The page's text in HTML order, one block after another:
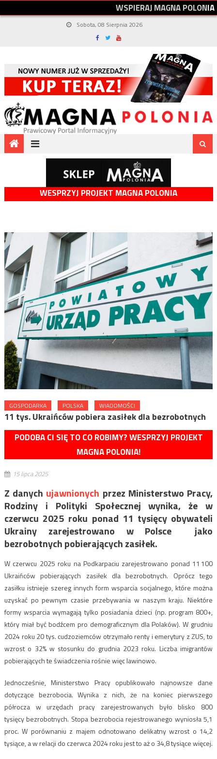
WSPIERAJMAGNAPOLONIA
Sobota, 08 Sierpnia 2026
WESPRZYJ PROJEKT MAGNA POLONIA
GOSPODARKA POLSKA WIADOMOŚCI
11 tys. Ukraińców pobiera zasiłek dla bezrobotnych
PODOBA CI SIĘ TO CO ROBIMY? WESPRZYJ PROJEKT
MAGNA POLONIA!
15 lipca 2025
Z danych ujawnionych przez Ministerstwo Pracy,
Rodziny i Polityki Społecznej wynika, że w
czerwcu 2025 roku ponad 11 tysięcy obywateli
Ukrainy zarejestrowano w Polsce jako
bezrobotnych pobierających zasiłek.
W czerwcu 2025 roku na Podkarpaciu zarejestrowano ponad 11 100
Ukraińców pobierających zasiłek dla bezrobotnych. Oprócz tego
zasiłku istnieje szereg innych form wsparcia socjalnego, które można
uzyskać po pewnym czasie przebywania w naszym kraju. Niektóre
formy wsparcia wymagają tylko posiadania dzieci (np. program 800+,
który miał być bodźcem pro demograficznym dla Polaków). W grudniu
2024 roku 20 tys. cudzoziemców otrzymało renty i emerytury z ZUS, to
wzrost o 32% w stosunku do grudnia 2023 roku. Liczba imigrantów
pobierających te świadczenia rośnie więc lawinowo.
Jednocześnie, Ministerstwo Pracy opublikowało najnowsze dane
dotyczące bezrobocia. Wynika z nich, że na koniec pierwszego
półrocza w urzędach pracy zarejestrowanych było blisko 800
tysięcy bezrobotnych. Stopa bezrobocia rejestrowanego wyniosła 5,1
proc. W porównaniu z majem odnotowano delikatny wzrost o 14,2
tysiące, a w relacji do czerwca 2024 roku jest to aż o 34,8 tysiące więcej.